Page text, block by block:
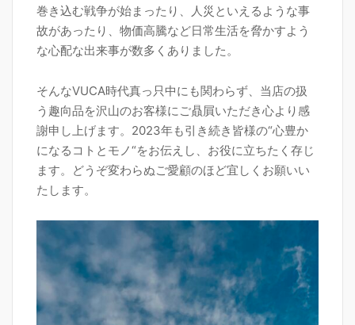
巻き込む戦争が始まったり、人災といえるような事
故があったり、物価高騰など日常生活を脅かすよう
な心配な出来事が数多くありました。
そんなVUCA時代真っ只中にも関わらず、当店の扱
う趣向品を沢山のお客様にご贔屓いただき心より感
謝申し上げます。2023年も引き続き皆様の“心豊か
になるコトとモノ“をお伝えし、お役に立ちたく存じ
ます。どうぞ変わらぬご愛顧のほど宜しくお願いい
たします。